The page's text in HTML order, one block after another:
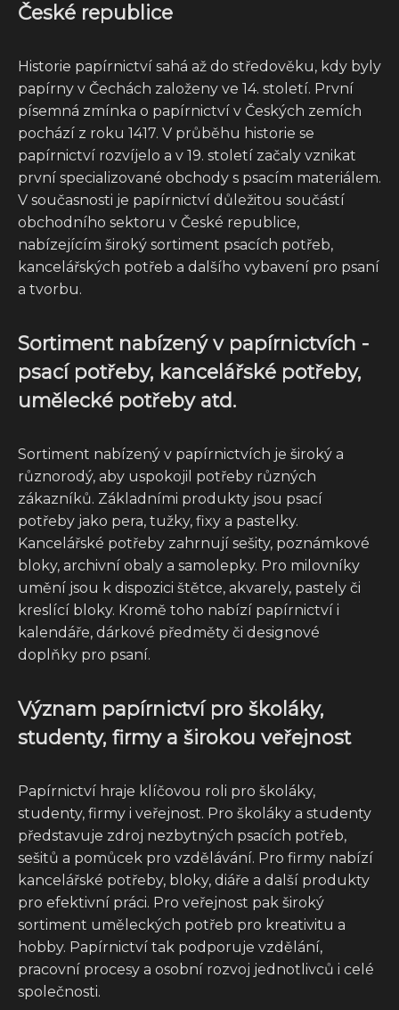
České republice
Historie papírnictví sahá až do středověku, kdy byly
papírny v Čechách založeny ve 14. století. První
písemná zmínka o papírnictví v Českých zemích
pochází z roku 1417. V průběhu historie se
papírnictví rozvíjelo a v 19. století začaly vznikat
první specializované obchody s psacím materiálem.
V současnosti je papírnictví důležitou součástí
obchodního sektoru v České republice,
nabízejícím široký sortiment psacích potřeb,
kancelářských potřeb a dalšího vybavení pro psaní
a tvorbu.
Sortiment nabízený v papírnictvích -
psací potřeby, kancelářské potřeby,
umělecké potřeby atd.
Sortiment nabízený v papírnictvích je široký a
různorodý, aby uspokojil potřeby různých
zákazníků. Základními produkty jsou psací
potřeby jako pera, tužky, fixy a pastelky.
Kancelářské potřeby zahrnují sešity, poznámkové
bloky, archivní obaly a samolepky. Pro milovníky
umění jsou k dispozici štětce, akvarely, pastely či
kreslící bloky. Kromě toho nabízí papírnictví i
kalendáře, dárkové předměty či designové
doplňky pro psaní.
Význam papírnictví pro školáky,
studenty, firmy a širokou veřejnost
Papírnictví hraje klíčovou roli pro školáky,
studenty, firmy i veřejnost. Pro školáky a studenty
představuje zdroj nezbytných psacích potřeb,
sešitů a pomůcek pro vzdělávání. Pro firmy nabízí
kancelářské potřeby, bloky, diáře a další produkty
pro efektivní práci. Pro veřejnost pak široký
sortiment uměleckých potřeb pro kreativitu a
hobby. Papírnictví tak podporuje vzdělání,
pracovní procesy a osobní rozvoj jednotlivců i celé
společnosti.